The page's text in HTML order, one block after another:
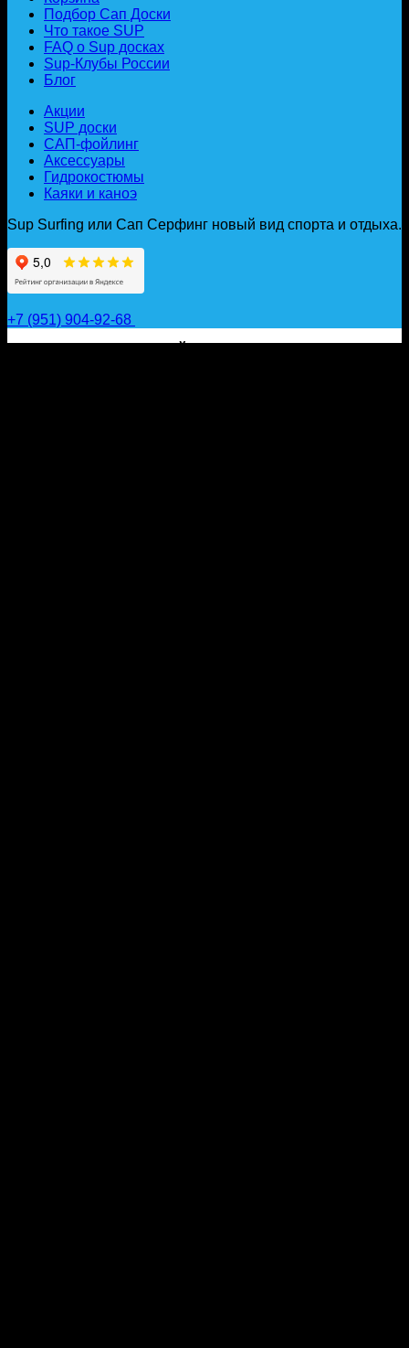
Подбор Сап Доски
Что такое SUP
FAQ о Sup досках
Sup-Клубы России
Блог
Акции
SUP доски
САП-фойлинг
Аксессуары
Гидрокостюмы
Каяки и каноэ
Sup Surfing или Сап Серфинг новый вид спорта и отдыха.
+7 (951) 904-92-68